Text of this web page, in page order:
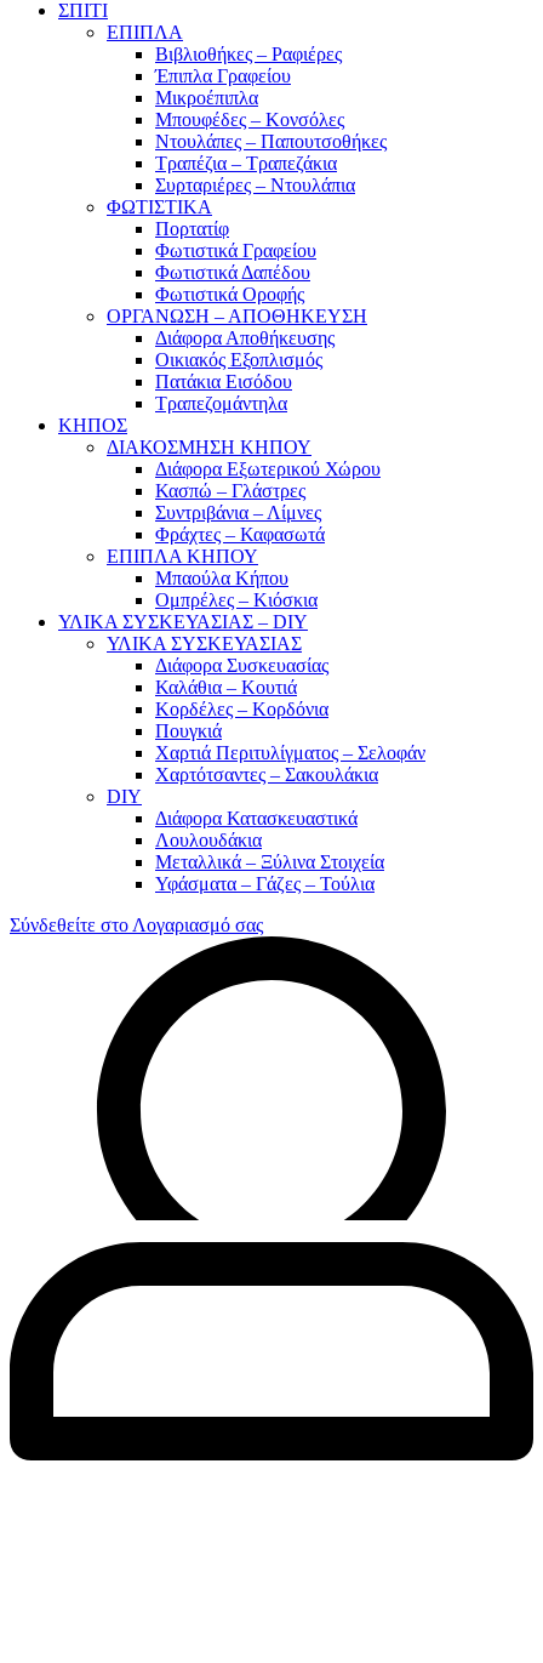
ΣΠΙΤΙ
ΕΠΙΠΛΑ
Βιβλιοθήκες – Ραφιέρες
Έπιπλα Γραφείου
Μικροέπιπλα
Μπουφέδες – Κονσόλες
Ντουλάπες – Παπουτσοθήκες
Τραπέζια – Τραπεζάκια
Συρταριέρες – Ντουλάπια
ΦΩΤΙΣΤΙΚΑ
Πορτατίφ
Φωτιστικά Γραφείου
Φωτιστικά Δαπέδου
Φωτιστικά Οροφής
ΟΡΓΑΝΩΣΗ – ΑΠΟΘΗΚΕΥΣΗ
Διάφορα Αποθήκευσης
Οικιακός Εξοπλισμός
Πατάκια Εισόδου
Τραπεζομάντηλα
ΚΗΠΟΣ
ΔΙΑΚΟΣΜΗΣΗ ΚΗΠΟΥ
Διάφορα Εξωτερικού Χώρου
Κασπώ – Γλάστρες
Συντριβάνια – Λίμνες
Φράχτες – Καφασωτά
ΕΠΙΠΛΑ ΚΗΠΟΥ
Μπαούλα Κήπου
Ομπρέλες – Κιόσκια
ΥΛΙΚΑ ΣΥΣΚΕΥΑΣΙΑΣ – DIY
ΥΛΙΚΑ ΣΥΣΚΕΥΑΣΙΑΣ
Διάφορα Συσκευασίας
Καλάθια – Κουτιά
Κορδέλες – Κορδόνια
Πουγκιά
Χαρτιά Περιτυλίγματος – Σελοφάν
Χαρτότσαντες – Σακουλάκια
DIY
Διάφορα Κατασκευαστικά
Λουλουδάκια
Μεταλλικά – Ξύλινα Στοιχεία
Υφάσματα – Γάζες – Τούλια
Σύνδεθείτε στο Λογαριασμό σας